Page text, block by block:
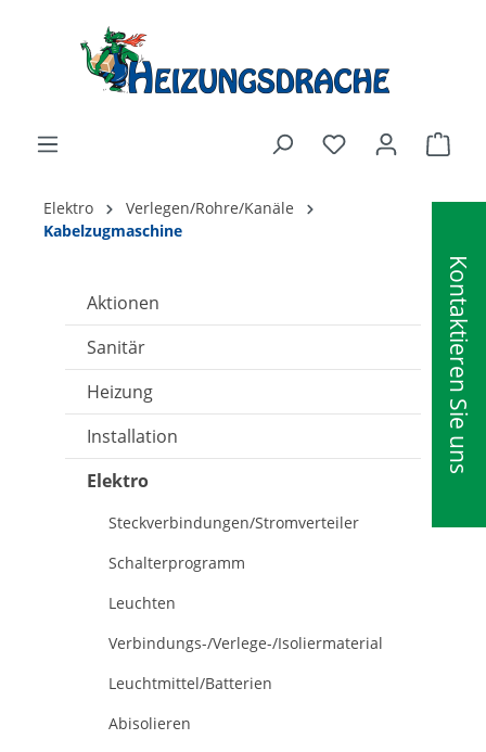
Kontaktieren Sie uns
Elektro
Verlegen/Rohre/Kanäle
Kabelzugmaschine
Aktionen
Sanitär
Heizung
Installation
Elektro
Steckverbindungen/Stromverteiler
Schalterprogramm
Leuchten
Verbindungs-/Verlege-/Isoliermaterial
Leuchtmittel/Batterien
Abisolieren